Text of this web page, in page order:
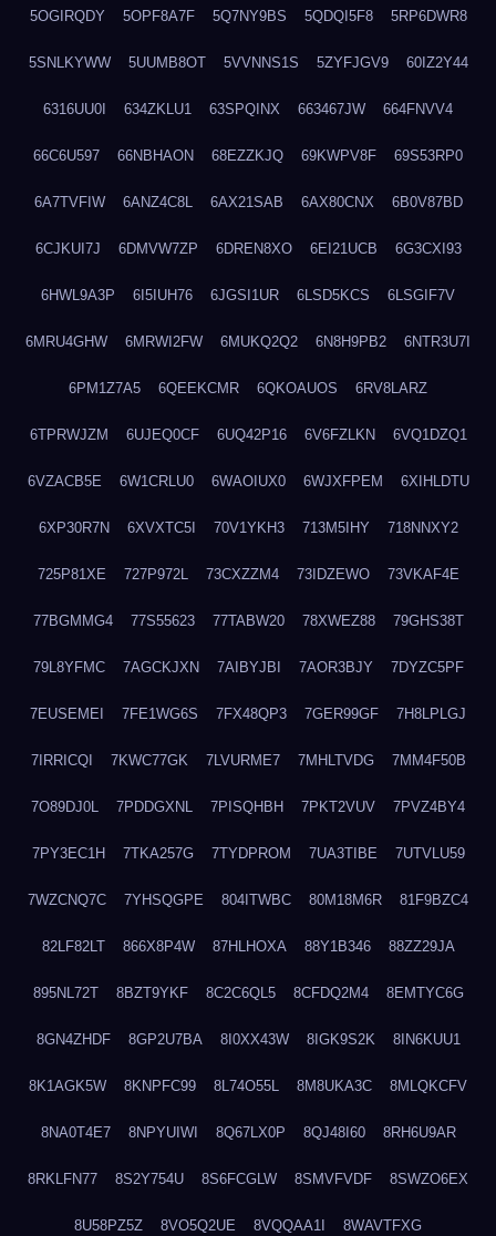
5OGIRQDY 5OPF8A7F 5Q7NY9BS 5QDQI5F8 5RP6DWR8
5SNLKYWW 5UUMB8OT 5VVNNS1S 5ZYFJGV9 60IZ2Y44
6316UU0I 634ZKLU1 63SPQINX 663467JW 664FNVV4
66C6U597 66NBHAON 68EZZKJQ 69KWPV8F 69S53RP0
6A7TVFIW 6ANZ4C8L 6AX21SAB 6AX80CNX 6B0V87BD
6CJKUI7J 6DMVW7ZP 6DREN8XO 6EI21UCB 6G3CXI93
6HWL9A3P 6I5IUH76 6JGSI1UR 6LSD5KCS 6LSGIF7V
6MRU4GHW 6MRWI2FW 6MUKQ2Q2 6N8H9PB2 6NTR3U7I
6PM1Z7A5 6QEEKCMR 6QKOAUOS 6RV8LARZ
6TPRWJZM 6UJEQ0CF 6UQ42P16 6V6FZLKN 6VQ1DZQ1
6VZACB5E 6W1CRLU0 6WAOIUX0 6WJXFPEM 6XIHLDTU
6XP30R7N 6XVXTC5I 70V1YKH3 713M5IHY 718NNXY2
725P81XE 727P972L 73CXZZM4 73IDZEWO 73VKAF4E
77BGMMG4 77S55623 77TABW20 78XWEZ88 79GHS38T
79L8YFMC 7AGCKJXN 7AIBYJBI 7AOR3BJY 7DYZC5PF
7EUSEMEI 7FE1WG6S 7FX48QP3 7GER99GF 7H8LPLGJ
7IRRICQI 7KWC77GK 7LVURME7 7MHLTVDG 7MM4F50B
7O89DJ0L 7PDDGXNL 7PISQHBH 7PKT2VUV 7PVZ4BY4
7PY3EC1H 7TKA257G 7TYDPROM 7UA3TIBE 7UTVLU59
7WZCNQ7C 7YHSQGPE 804ITWBC 80M18M6R 81F9BZC4
82LF82LT 866X8P4W 87HLHOXA 88Y1B346 88ZZ29JA
895NL72T 8BZT9YKF 8C2C6QL5 8CFDQ2M4 8EMTYC6G
8GN4ZHDF 8GP2U7BA 8I0XX43W 8IGK9S2K 8IN6KUU1
8K1AGK5W 8KNPFC99 8L74O55L 8M8UKA3C 8MLQKCFV
8NA0T4E7 8NPYUIWI 8Q67LX0P 8QJ48I60 8RH6U9AR
8RKLFN77 8S2Y754U 8S6FCGLW 8SMVFVDF 8SWZO6EX
8U58PZ5Z 8VO5Q2UE 8VQQAA1I 8WAVTFXG